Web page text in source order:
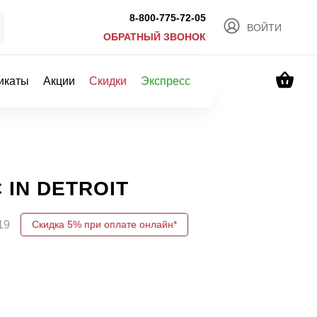
8-800-775-72-05
ОБРАТНЫЙ ЗВОНОК
ВОЙТИ
Акции Скидки Экспресс
IN DETROIT
Скидка 5% при оплате онлайн*